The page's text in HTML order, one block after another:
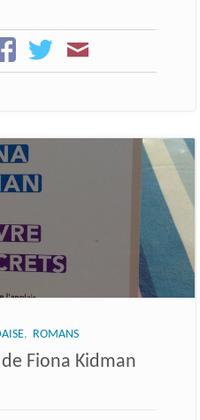
, ROMANS
Fiona Kidman